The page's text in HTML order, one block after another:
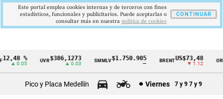
Cintillo
%
▲ 0.05
UVR$386,1273
▲ 0.03
SMMLV$1.750.905 BRENTUS$73,48
▼ 1.12
ORO
Pico y Placa Medellín Viernes 7 y 9 7 y 9
Este portal emplea cookies internas y de terceros con fines
estadísticos, funcionales y publicitarios. Puede aceptarlas o
consultar más en nuestra politica de cookies
CONTINUAR